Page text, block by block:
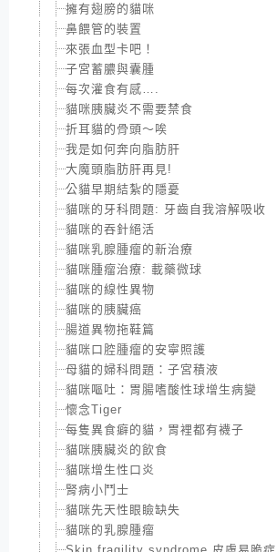
擁有翅膀的貓咪
鼻餵管的裝置
來張血型卡吧！
子宮蓄膿與囊腫
每次灌食有感….
貓咪胰臟炎不需要禁食
折耳貓的骨頭～唉
我是如何奔向脂肪肝
大魔頭脂肪肝再見!
公貓早期結紮的隱憂
貓咪的牙科問題: 牙齒自我溶解吸收
貓咪的吞針絕活
貓咪乳腺腫瘤的新治療
貓咪腫瘤治療: 載藥微球
貓咪的線性異物
貓咪的胰臟癌
腸道異物拖鞋篇
貓咪口腔腫瘤的安寧照護
母貓的婦科問題：子宮積液
貓咪嘔吐：胃腸嗜酸性球增生病變
懷念Tiger
每隻異食癖的貓，胃裡都有襪子
貓咪胰臟炎的飲食
貓咪增生性口炎
腎病小鬥士
貓咪先天性眼瞼缺失
貓咪的乳腺腫瘤